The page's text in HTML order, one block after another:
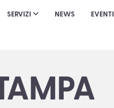
SERVIZI NEWS EVENTI